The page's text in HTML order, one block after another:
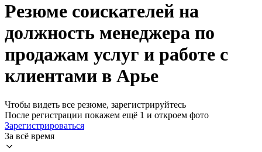
Резюме соискателей на
должность менеджера по
продажам услуг и работе с
клиентами в Арье
Чтобы видеть все резюме, зарегистрируйтесь
После регистрации покажем ещё 1 и откроем фото
Зарегистрироваться
За всё время